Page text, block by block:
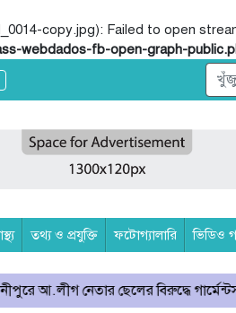
copy.jpg): Failed to open
webdados-fb-open-graph-
তথ্য ও প্রযুক্তি ফটোগ্যালারি ভিডিও
ছেলের বিরুদ্ধে গার্মেন্টস কর্মীকে